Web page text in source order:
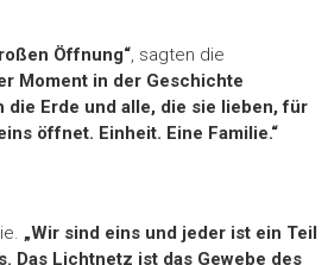
Öffnung“, sagten die
Moment in der Geschichte
die Erde und alle, die sie lieben, für
öffnet. Einheit. Eine Familie.“
„Wir sind eins und jeder ist ein Teil
Das Lichtnetz ist das Gewebe des